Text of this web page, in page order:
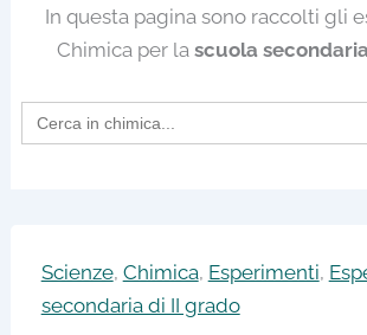
In questa pagina sono raccolti gli
Chimica per la scuola
Search
for:
Scienze, Chimica, Esperimenti,
secondaria di II grado